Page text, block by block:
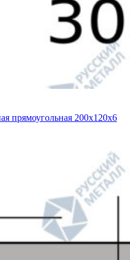
прямоугольная 200х120х6